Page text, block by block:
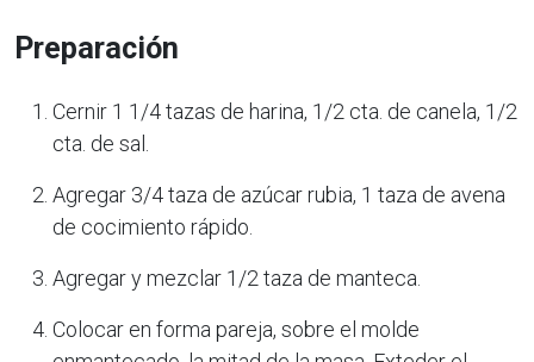
Preparación
Cernir 1 1/4 tazas de harina, 1/2 cta. de canela, 1/2
cta. de sal.
Agregar 3/4 taza de azúcar rubia, 1 taza de avena
de cocimiento rápido.
Agregar y mezclar 1/2 taza de manteca.
Colocar en forma pareja, sobre el molde